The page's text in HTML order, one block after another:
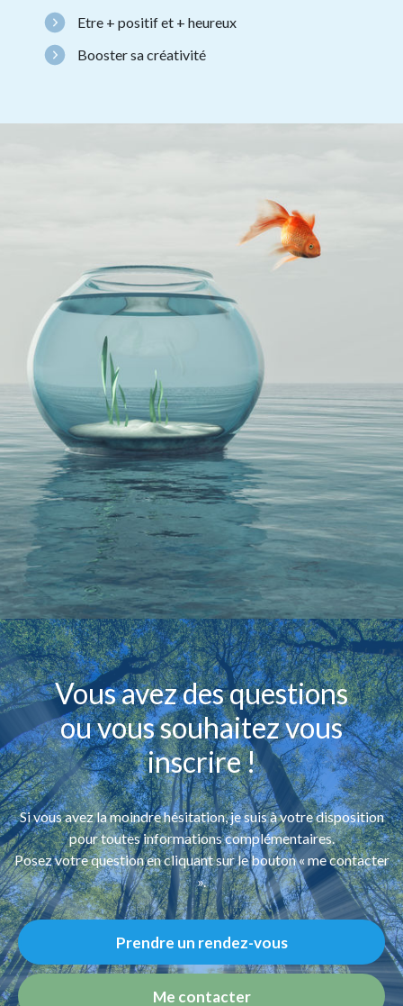
Etre + positif et + heureux
Booster sa créativité
Vous avez des questions
ou vous souhaitez vous
inscrire !
Si vous avez la moindre hésitation, je suis à votre disposition
pour toutes informations complémentaires.
Posez votre question en cliquant sur le bouton « me contacter
».
Prendre un rendez-vous
Me contacter